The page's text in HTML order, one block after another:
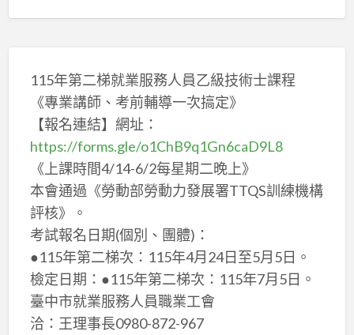
115年第二梯就業服務人員乙級技術士課程
《專業講師、考前輔導一次搞定》
【報名連結】網址：
https://forms.gle/o1ChB9q1Gn6caD9L8
《上課時間4/14-6/2每星期二晚上》
本會通過《勞動部勞動力發展署TTQS訓練機構
評核》。
考試報名日期(個別、團體)：
●115年第二梯次：115年4月24日至5月5日。
檢定日期：●115年第二梯次：115年7月5日。
臺中市就業服務人員職業工會
洽：王理事長0980-872-967